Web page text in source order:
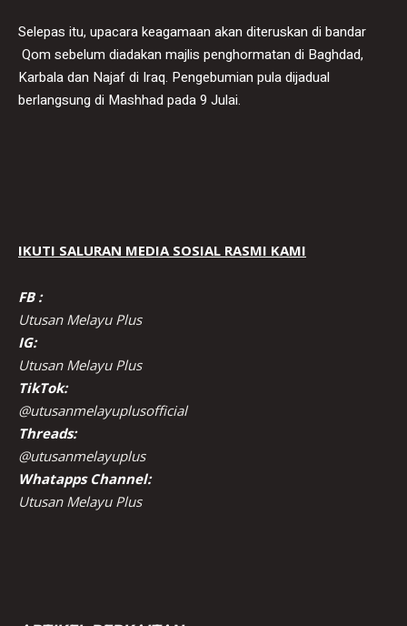
Selepas itu, upacara keagamaan akan diteruskan di bandar
Qom sebelum diadakan majlis penghormatan di Baghdad,
Karbala dan Najaf di Iraq. Pengebumian pula dijadual
berlangsung di Mashhad pada 9 Julai.
IKUTI SALURAN MEDIA SOSIAL RASMI KAMI
FB :
Utusan Melayu Plus
IG:
Utusan Melayu Plus
TikTok:
@utusanmelayuplusofficial
Threads:
@utusanmelayuplus
Whatapps Channel:
Utusan Melayu Plus